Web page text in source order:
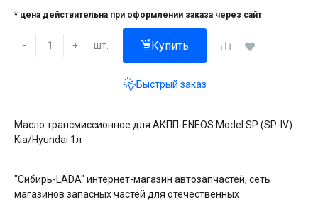
* цена действительна при оформлении заказа через сайт
- + шт. Купить
Быстрый заказ
Масло трансмиссионное для АКПП-ENEOS Model SP (SP-IV)
Kia/Hyundai 1л
"Сибирь-LADA" интернет-магазин автозапчастей, сеть
магазинов запасных частей для отечественных